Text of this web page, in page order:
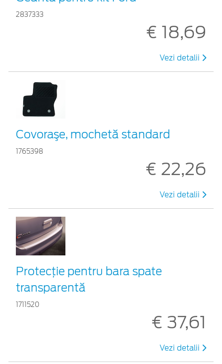
2837333
€ 18,69
Vezi detalii
Covoraşe, mochetă standard
1765398
€ 22,26
Vezi detalii
Protecţie pentru bara spate
transparentă
1711520
€ 37,61
Vezi detalii